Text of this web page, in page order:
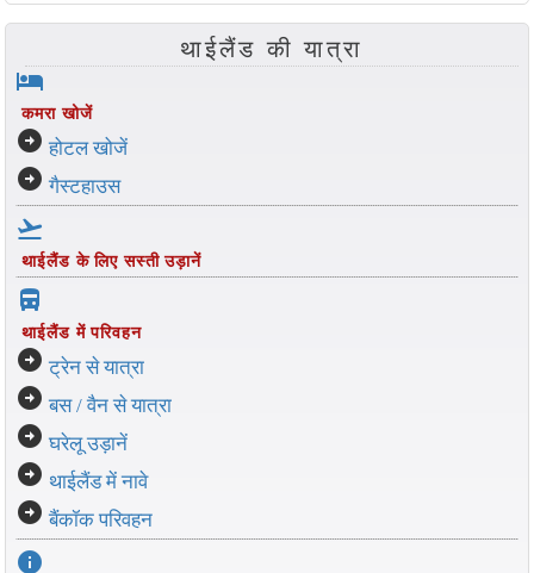
थाईलैंड की यात्रा
hotel
कमरा खोजें
arrow_circle_right होटल खोजें
arrow_circle_right गैस्टहाउस
flight_takeoff
थाईलैंड के लिए सस्ती उड़ानें
directions_bus_filled
थाईलैंड में परिवहन
arrow_circle_right ट्रेन से यात्रा
arrow_circle_right बस / वैन से यात्रा
arrow_circle_right घरेलू उड़ानें
arrow_circle_right थाईलैंड में नावे
arrow_circle_right बैंकॉक परिवहन
info